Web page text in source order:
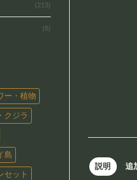
(213)
(8)
ー・植物
クジラ
島
セット
説明 追